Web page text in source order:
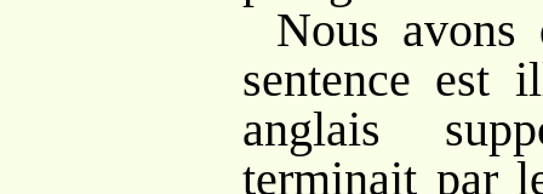
Nous
sentence est
anglais
terminait par